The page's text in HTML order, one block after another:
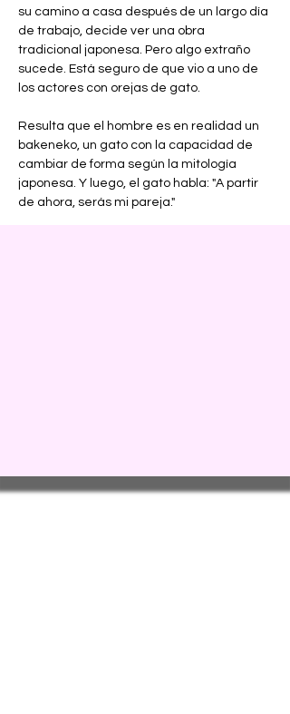
su camino a casa después de un largo día
de trabajo, decide ver una obra
tradicional japonesa. Pero algo extraño
sucede. Está seguro de que vio a uno de
los actores con orejas de gato.
Resulta que el hombre es en realidad un
bakeneko, un gato con la capacidad de
cambiar de forma según la mitología
japonesa. Y luego, el gato habla: "A partir
de ahora, serás mi pareja."